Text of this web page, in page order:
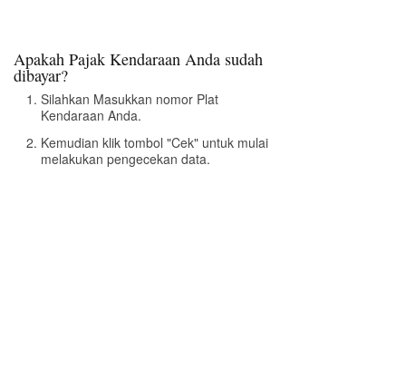
Apakah Pajak Kendaraan Anda sudah
dibayar?
Silahkan Masukkan nomor Plat
Kendaraan Anda.
Kemudian klik tombol "Cek" untuk mulai
melakukan pengecekan data.